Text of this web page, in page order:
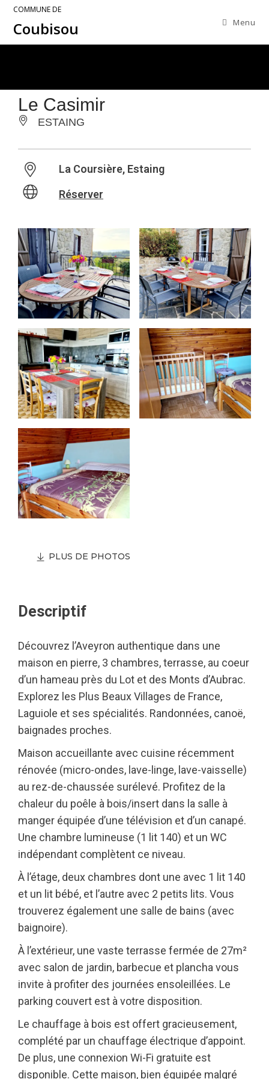
COMMUNE DE
Coubisou Menu
Le Casimir
ESTAING
La Coursière, Estaing
Réserver
PLUS DE PHOTOS
Descriptif
Découvrez l’Aveyron authentique dans une
maison en pierre, 3 chambres, terrasse, au coeur
d’un hameau près du Lot et des Monts d’Aubrac.
Explorez les Plus Beaux Villages de France,
Laguiole et ses spécialités. Randonnées, canoë,
baignades proches.
Maison accueillante avec cuisine récemment
rénovée (micro-ondes, lave-linge, lave-vaisselle)
au rez-de-chaussée surélevé. Profitez de la
chaleur du poêle à bois/insert dans la salle à
manger équipée d’une télévision et d’un canapé.
Une chambre lumineuse (1 lit 140) et un WC
indépendant complètent ce niveau.
À l’étage, deux chambres dont une avec 1 lit 140
et un lit bébé, et l’autre avec 2 petits lits. Vous
trouverez également une salle de bains (avec
baignoire).
À l’extérieur, une vaste terrasse fermée de 27m²
avec salon de jardin, barbecue et plancha vous
invite à profiter des journées ensoleillées. Le
parking couvert est à votre disposition.
Le chauffage à bois est offert gracieusement,
complété par un chauffage électrique d’appoint.
De plus, une connexion Wi-Fi gratuite est
disponible. Cette maison, bien équipée malgré